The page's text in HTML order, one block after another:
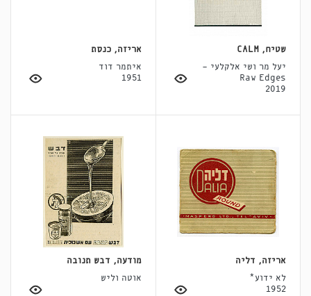
שטיח, CALM
יעל מר ושי אלקלעי -
Raw Edges
2019
אריזה, כנסת
איתמר דוד
1951
אריזה, דליה
לא ידוע*
1952
מודעה, דבש תנובה
אוטה וליש